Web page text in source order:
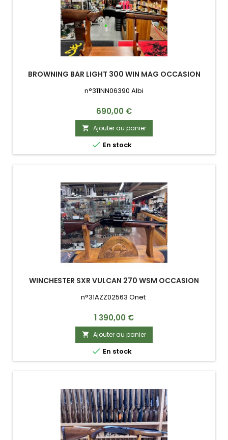
BROWNING BAR LIGHT 300 WIN MAG OCCASION
n°311NN06390 Albi
Prix
690,00 €
 Ajouter au panier
 En stock
WINCHESTER SXR VULCAN 270 WSM OCCASION
n°31AZZ02563 Onet
Prix
1 390,00 €
 Ajouter au panier
 En stock